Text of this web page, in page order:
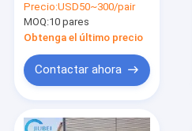
Marine Dredger de la
máquina 14 pulgadas
Precio:USD50~300/pair
MOQ:10 pares
Obtenga el último precio
Contactar ahora